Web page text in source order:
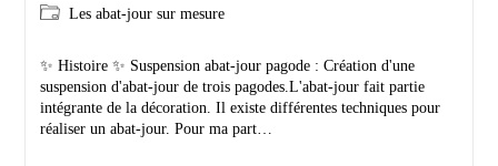
Les abat-jour sur mesure
✨ Histoire ✨ Suspension abat-jour pagode : Création d'une
suspension d'abat-jour de trois pagodes.L'abat-jour fait partie
intégrante de la décoration. Il existe différentes techniques pour
réaliser un abat-jour. Pour ma part…